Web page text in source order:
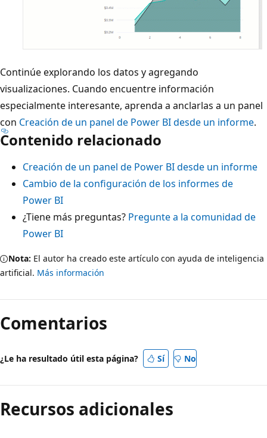
Continúe explorando los datos y agregando
visualizaciones. Cuando encuentre información
especialmente interesante, aprenda a anclarlas a un panel
con Creación de un panel de Power BI desde un informe.
Contenido relacionado
Creación de un panel de Power BI desde un informe
Cambio de la configuración de los informes de
Power BI
¿Tiene más preguntas? Pregunte a la comunidad de
Power BI
Nota: El autor ha creado este artículo con ayuda de inteligencia
artificial. Más información
Comentarios
¿Le ha resultado útil esta página? Sí No
Recursos adicionales